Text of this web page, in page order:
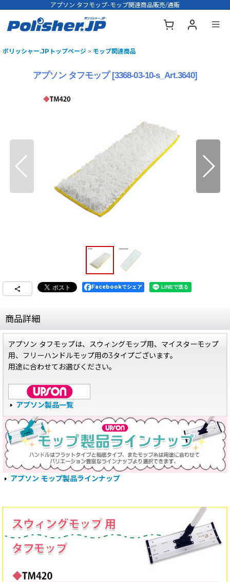
アプソン タフモップ-モップ関連商品販売/通販
ポリッシャー.JPトップページ > モップ関連商品
アプソン タフモップ [3368-03-10-s_Art.3640]
Facebookでシェア
商品詳細
アプソン タフモップは、スウィングモップ用、マイスターモップ
用、フリーハンドルモップ用の3タイプございます。
用途に合わせてお選びください。
アプソン製品一覧
アプソン モップ製品ラインナップ